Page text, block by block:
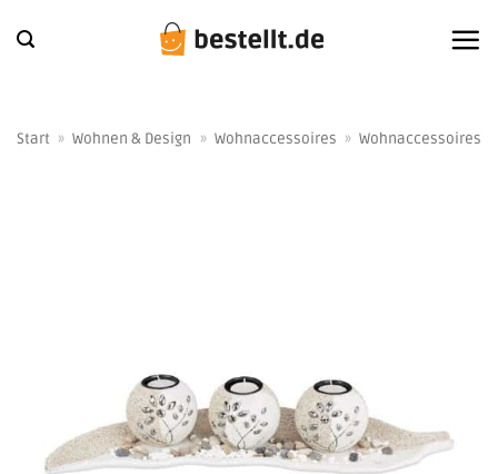
Inhalt
Start » Wohnen & Design » Wohnaccessoires » Wohnaccessoires